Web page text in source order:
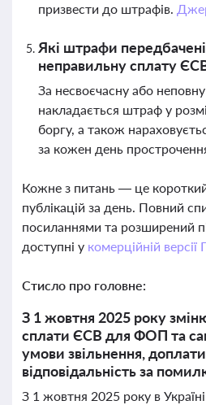
призвести до штрафів.
Які штрафи
неправильну сплату
За несвоєчасну або
накладається штраф у
боргу, а також
за кожен день
Кожне з питань — це
публікацій за день. Повний
посиланнями та розширений
доступні у комерційній
Стисло про головне:
З 1 жовтня 2025 року
сплати ЄСВ для ФОП та
умови звільнення,
відповідальність за
З 1 жовтня 2025 року в